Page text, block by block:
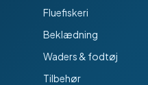
Fluefiskeri
Beklædning
Waders & fodtøj
Tilbehør